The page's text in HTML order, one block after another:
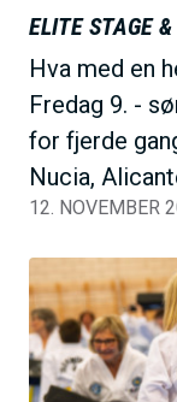
ELITE STAGE
Hva med en
Fredag 9. -
for fjerde
Nucia,
12. NOVEMBER
i
l
d